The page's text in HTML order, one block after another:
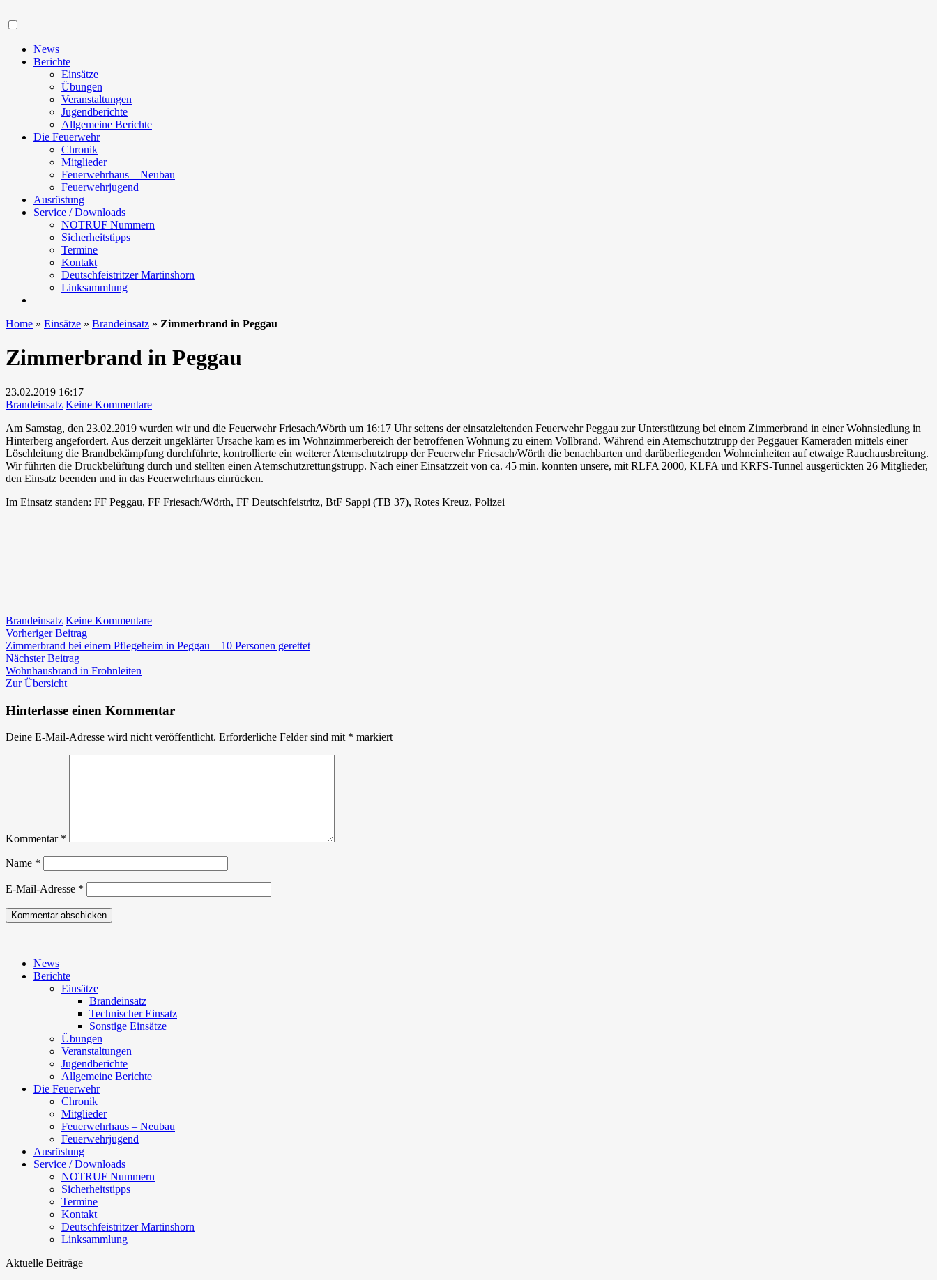
News
Berichte
Einsätze
Übungen
Veranstaltungen
Jugendberichte
Allgemeine Berichte
Die Feuerwehr
Chronik
Mitglieder
Feuerwehrhaus – Neubau
Feuerwehrjugend
Ausrüstung
Service / Downloads
NOTRUF Nummern
Sicherheitstipps
Termine
Kontakt
Deutschfeistritzer Martinshorn
Linksammlung
Home » Einsätze » Brandeinsatz » Zimmerbrand in Peggau
Zimmerbrand in Peggau
23.02.2019 16:17
Brandeinsatz Keine Kommentarezu
in
Peggau
Am Samstag, den 23.02.2019 wurden wir und die Feuerwehr Friesach/Wörth um 16:17 Uhr seitens der einsatzleitenden Feuerwehr Peggau zur Unterstützung bei einem Zimmerbrand in einer Wohnsiedlung in
Hinterberg angefordert. Aus derzeit ungeklärter Ursache kam es im Wohnzimmerbereich der betroffenen Wohnung zu einem Vollbrand. Während ein Atemschutztrupp der Peggauer Kameraden mittels einer
Löschleitung die Brandbekämpfung durchführte, kontrollierte ein weiterer Atemschutztrupp der Feuerwehr Friesach/Wörth die benachbarten und darüberliegenden Wohneinheiten auf etwaige Rauchausbreitung.
Wir führten die Druckbelüftung durch und stellten einen Atemschutzrettungstrupp. Nach einer Einsatzzeit von ca. 45 min. konnten unsere, mit RLFA 2000, KLFA und KRFS-Tunnel ausgerückten 26 Mitglieder,
den Einsatz beenden und in das Feuerwehrhaus einrücken.
Im Einsatz standen: FF Peggau, FF Friesach/Wörth, FF Deutschfeistritz, BtF Sappi (TB 37), Rotes Kreuz, Polizei
Brandeinsatz Keine Kommentarezu
in
Beitragsnavigation
Vorheriger BeitragVorheriger
Beitrag:
Zimmerbrand bei einem Pflegeheim in Peggau – 10 Personen gerettet
Nächster BeitragNächster
Beitrag:
Wohnhausbrand in Frohnleiten
Zur Übersicht
Hinterlasse einen Kommentar
Deine E-Mail-Adresse wird nicht veröffentlicht. Erforderliche Felder sind mit * markiert
Kommentar *
Name *
E-Mail-Adresse *
News
Berichte
Einsätze
Brandeinsatz
Technischer Einsatz
Sonstige Einsätze
Übungen
Veranstaltungen
Jugendberichte
Allgemeine Berichte
Die Feuerwehr
Chronik
Mitglieder
Feuerwehrhaus – Neubau
Feuerwehrjugend
Ausrüstung
Service / Downloads
NOTRUF Nummern
Sicherheitstipps
Termine
Kontakt
Deutschfeistritzer Martinshorn
Linksammlung
Aktuelle Beiträge